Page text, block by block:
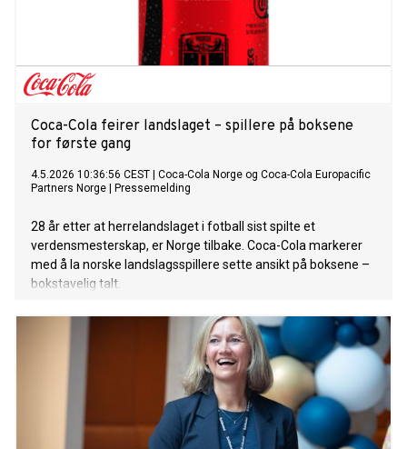
Coca-Cola feirer landslaget – spillere på boksene
for første gang
4.5.2026 10:36:56 CEST
Coca-Cola Norge og Coca-Cola Europacific
Partners Norge
Pressemelding
28 år etter at herrelandslaget i fotball sist spilte et
verdensmesterskap, er Norge tilbake. Coca-Cola markerer
med å la norske landslagsspillere sette ansikt på boksene –
bokstavelig talt.